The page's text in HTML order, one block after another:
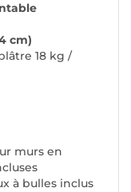
cm)
18 kg /
murs en
à bulles inclus